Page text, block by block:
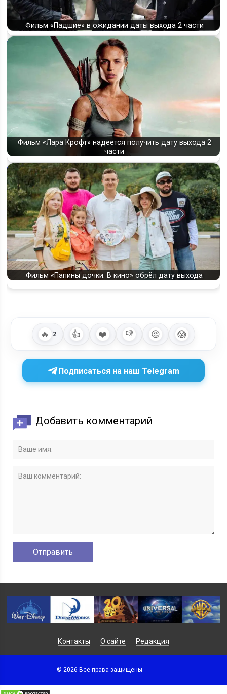
Фильм «Падшие» в ожидании даты выхода 2 части
Фильм «Лара Крофт» надеется получить дату выхода 2
части
Фильм «Папины дочки. В кино» обрёл дату выхода
🔥 2 👍 ❤️ 👎 😡 😱
Подписаться на наш Telegram
Добавить комментарий
Контакты О сайте Редакция
© 2026 Все права защищены.